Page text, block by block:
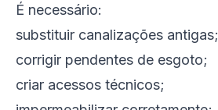
É necessário:
substituir canalizações antigas;
corrigir pendentes de esgoto;
criar acessos técnicos;